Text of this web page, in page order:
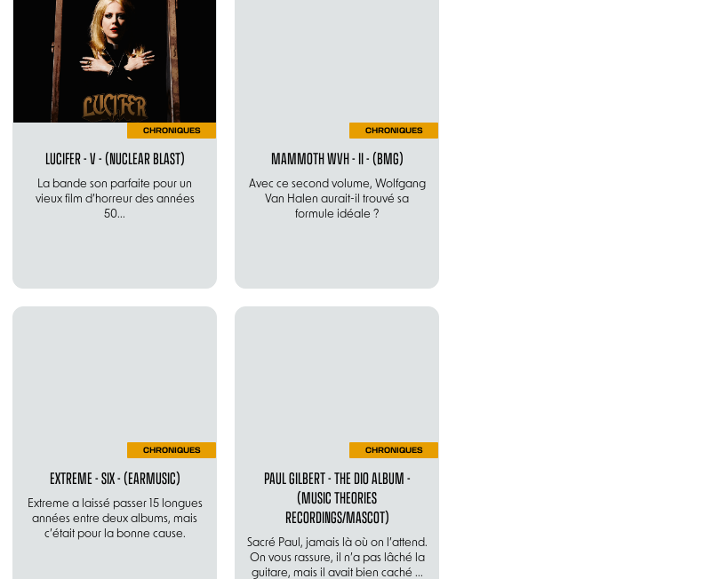
CHRONIQUES
LUCIFER - V - (NUCLEAR BLAST)
La bande son parfaite pour un
vieux film d’horreur des années
50...
CHRONIQUES
MAMMOTH WVH - II - (BMG)
Avec ce second volume, Wolfgang
Van Halen aurait-il trouvé sa
formule idéale ?
CHRONIQUES
EXTREME - SIX - (EARMUSIC)
Extreme a laissé passer 15 longues
années entre deux albums, mais
c’était pour la bonne cause.
CHRONIQUES
PAUL GILBERT - THE DIO ALBUM -
(MUSIC THEORIES
RECORDINGS/MASCOT)
Sacré Paul, jamais là où on l’attend.
On vous rassure, il n’a pas lâché la
guitare, mais il avait bien caché ...